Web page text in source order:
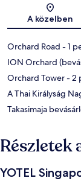
A közelben
Orchard Road - 1
ION Orchard
Orchard Tower- 2
A Thai Királyság
Takasimaja
Részletek
YOTEL